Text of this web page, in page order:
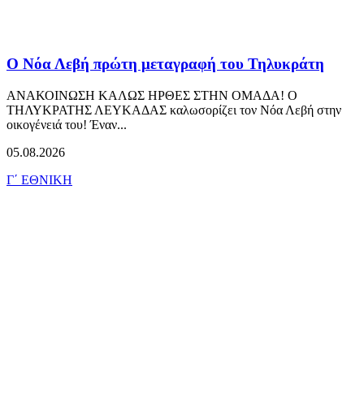
Ο Νόα Λεβή πρώτη μεταγραφή του Τηλυκράτη
ΑΝΑΚΟΙΝΩΣΗ ΚΑΛΩΣ ΗΡΘΕΣ ΣΤΗΝ ΟΜΑΔΑ! Ο
ΤΗΛΥΚΡΑΤΗΣ ΛΕΥΚΑΔΑΣ καλωσορίζει τον Νόα Λεβή στην
οικογένειά του! Έναν...
05.08.2026
Γ΄ ΕΘΝΙΚΗ